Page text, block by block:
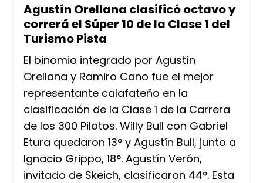
Agustín Orellana clasificó octavo y
correrá el Súper 10 de la Clase 1 del
Turismo Pista
El binomio integrado por Agustín
Orellana y Ramiro Cano fue el mejor
representante calafateño en la
clasificación de la Clase 1 de la Carrera
de los 300 Pilotos. Willy Bull con Gabriel
Etura quedaron 13° y Agustín Bull, junto a
Ignacio Grippo, 18°. Agustín Verón,
invitado de Skeich, clasificaron 44°. Esta